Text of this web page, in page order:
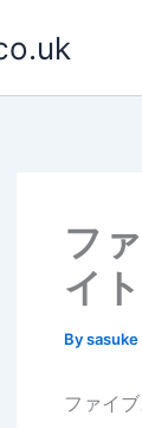
フ
イ
By
ファイ